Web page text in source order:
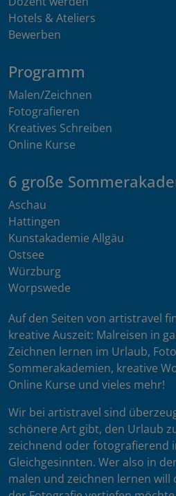
Hotels & Ateliers
Bewerben
Programm
Malen/Zeichnen
Fotografieren
Kreatives Schreiben
Online Kurse
6 große
Aschau
Hattingen
Kunstakademie Allgäu
Ostsee
Würzburg
Worpswede
Auf den Seiten von artistravel
kreative Auszeit: Malreisen in
Zeichnen lernen im Urlaub,
Sommerakademien, kreative
Online Kurse und vieles mehr!
Wir bei artistravel sind
schönere Art gibt, den Urlaub
zeichnend oder fotografierend
Gleichgesinnten. Wer also in
malen und zeichnen lernen will